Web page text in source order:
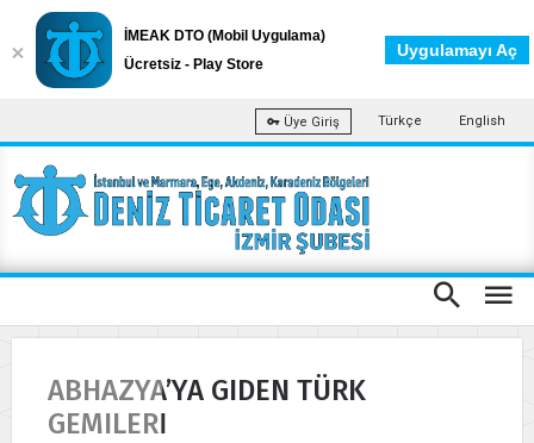
Üye Giriş Türkçe English
ABHAZYA’YA GIDEN TÜRK
GEMILERI
İMEAK DTO (Mobil Uygulama)
Ücretsiz - Play Store
Uygulamayı Aç